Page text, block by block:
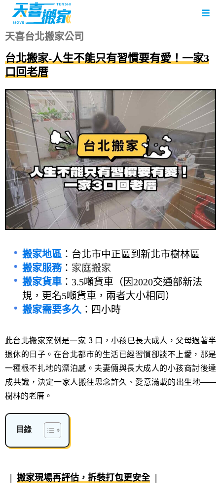
天喜台北搬家公司
台北搬家-人生不能只有習慣要有愛！一家3
口回老厝
搬家地區 ：台北市中正區到新北市樹林區
搬家服務： 家庭搬家
搬家貨車 ：3.5噸貨車（因2020交通部新法
規，更名5噸貨車，兩者大小相同）
搬家需要多久 ：四小時
此台北搬家案例是一家 3 口，小孩已長大成人，父母過著半
退休的日子。在台北都市的生活已經習慣卻談不上愛，那是
一種根不扎地的漂泊感。夫妻倆與長大成人的小孩商討後達
成共識，決定一家人搬往思念許久、愛意滿載的出生地——
樹林的老厝。
目錄
搬家現場再評估，拆裝打包更安全